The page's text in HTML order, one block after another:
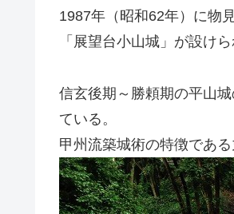
1987年（昭和62年）に物
「展望台小山城」が設けら
信玄後期～勝頼期の平山
ている。
甲州流築城術の特徴であ